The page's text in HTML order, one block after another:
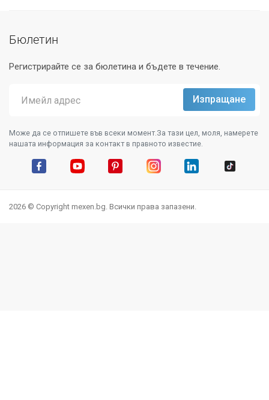
Бюлетин
Регистрирайте се за бюлетина и бъдете в течение.
Може да се отпишете във всеки момент.За тази цел, моля, намерете
нашата информация за контакт в правното известие.
2026 © Copyright mexen.bg. Всички права запазени.